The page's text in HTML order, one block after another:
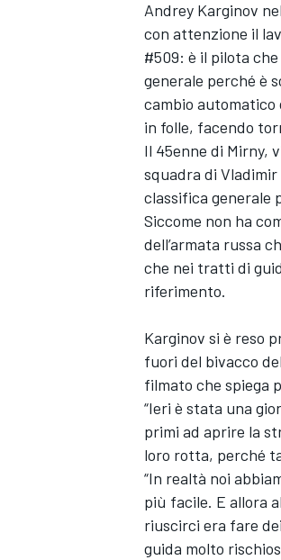
Andrey Karginov
con attenzione il
#509: è il pilota
generale perché è
cambio automatico
in folle, facendo
Il 45enne di Mirny,
squadra di
classifica generale
Siccome non ha
dell’armata russa
che nei tratti di
riferimento.
Karginov si è reso
fuori del bivacco
filmato che spiega
“Ieri è stata una
primi ad aprire la
loro rotta, perché
“In realtà noi
più facile. E allora
riuscirci era fare
guida molto